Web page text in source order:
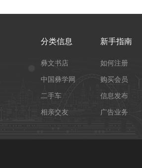
分类信息
彝文书店
中国彝学网
二手车
相亲交友
新手指南
如何注册
购买会员
信息发布
广告业务